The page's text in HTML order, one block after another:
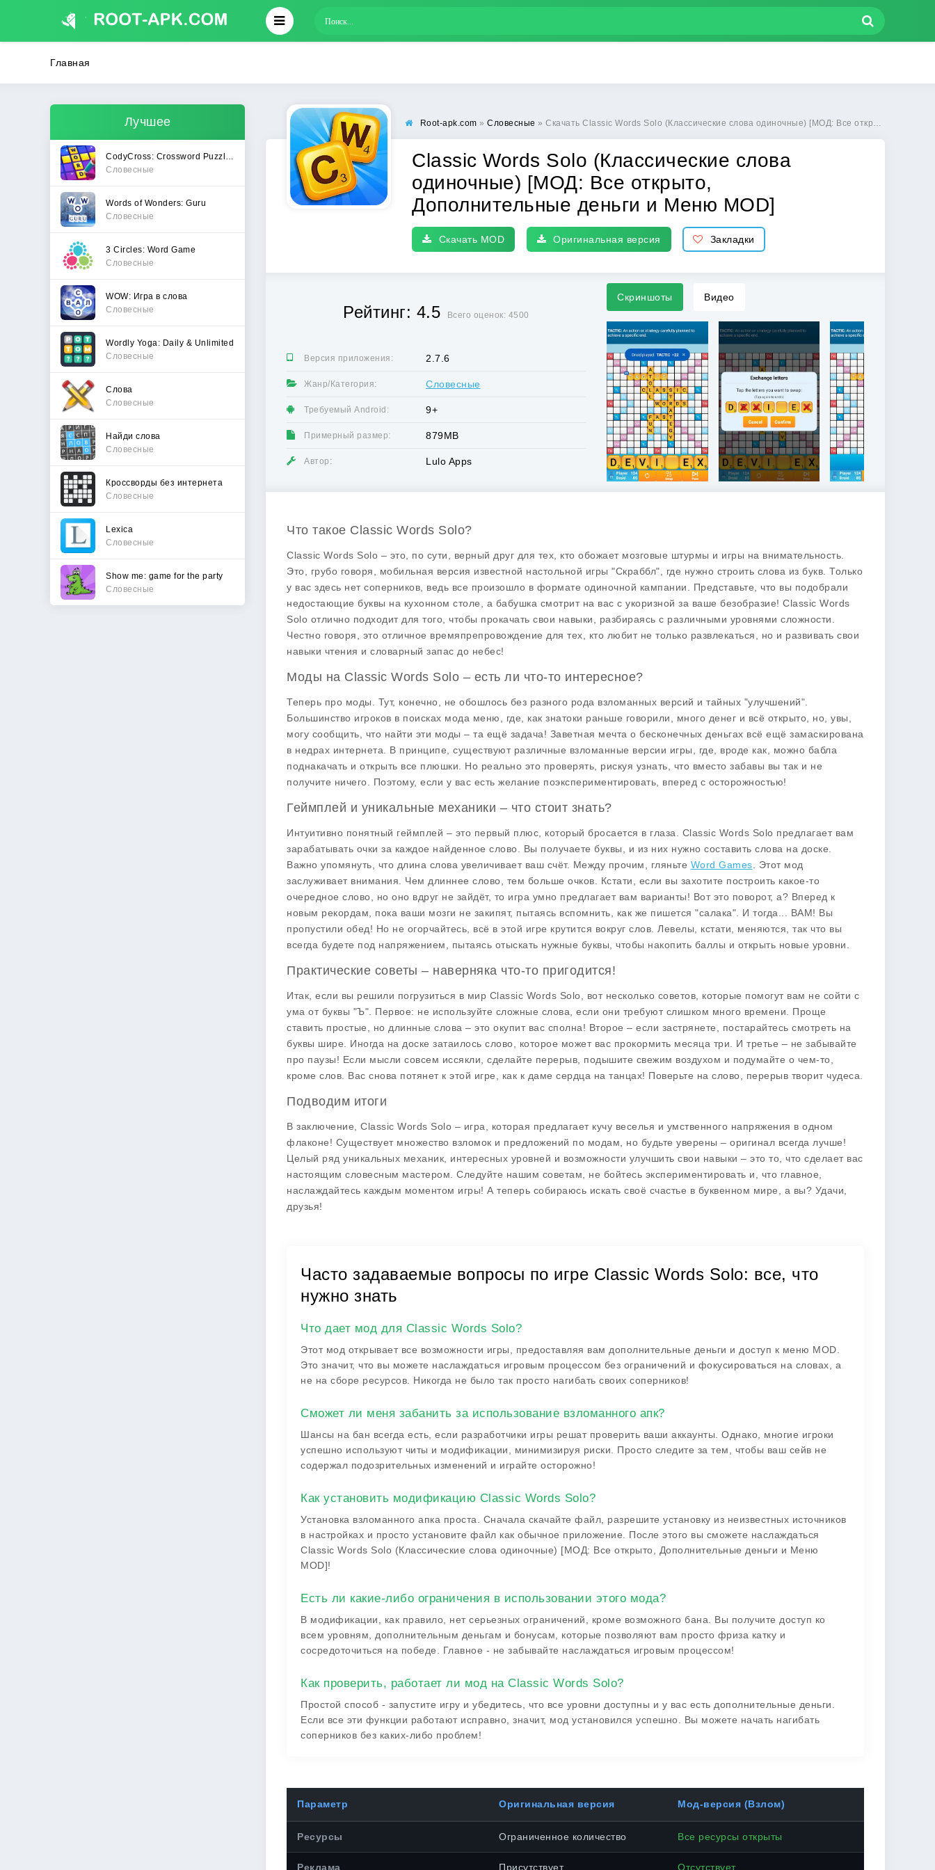
Главная
Лучшее
Словесные
Words of Wonders: Guru
Словесные
3 Circles: Word Game
Словесные
WOW: Игра в слова
Словесные
Wordly Yoga: Daily & Unlimited
Словесные
Слова
Словесные
Найди слова
Словесные
Кроссворды без интернета
Словесные
Lexica
Словесные
Show me: game for the party
Словесные
Root-apk.com » Словесные » Скачать Classic Words Solo (Классические слова одиночные) [МОД: Все открыто, Дополнительные деньги и Меню MOD] | Взлом Classic Words Solo на Андроид
Classic Words Solo (Классические слова
одиночные) [МОД: Все открыто,
Дополнительные деньги и Меню MOD]
Скачать MOD Оригинальная версия Закладки
Рейтинг: 4.5 Всего оценок: 4500
Версия приложения: 2.7.6
Жанр/Категория: Словесные
Требуемый Android: 9+
Примерный размер: 879MB
Автор: Lulo Apps
Скриншоты Видео
Что такое Classic Words Solo?
Classic Words Solo – это, по сути, верный друг для тех, кто обожает мозговые штурмы и игры на внимательность.
Это, грубо говоря, мобильная версия известной настольной игры "Скраббл", где нужно строить слова из букв. Только
у вас здесь нет соперников, ведь все произошло в формате одиночной кампании. Представьте, что вы подобрали
недостающие буквы на кухонном столе, а бабушка смотрит на вас с укоризной за ваше безобразие! Classic Words
Solo отлично подходит для того, чтобы прокачать свои навыки, разбираясь с различными уровнями сложности.
Честно говоря, это отличное времяпрепровождение для тех, кто любит не только развлекаться, но и развивать свои
навыки чтения и словарный запас до небес!
Моды на Classic Words Solo – есть ли что-то интересное?
Теперь про моды. Тут, конечно, не обошлось без разного рода взломанных версий и тайных "улучшений".
Большинство игроков в поисках мода меню , где, как знатоки раньше говорили, много денег и всё открыто, но, увы,
могу сообщить, что найти эти моды – та ещё задача! Заветная мечта о бесконечных деньгах всё ещё замаскирована
в недрах интернета. В принципе, существуют различные взломанные версии игры, где, вроде как, можно бабла
поднакачать и открыть все плюшки. Но реально это проверять, рискуя узнать, что вместо забавы вы так и не
получите ничего. Поэтому, если у вас есть желание поэкспериментировать, вперед с осторожностью!
Геймплей и уникальные механики – что стоит знать?
Интуитивно понятный геймплей – это первый плюс, который бросается в глаза. Classic Words Solo предлагает вам
зарабатывать очки за каждое найденное слово. Вы получаете буквы, и из них нужно составить слова на доске.
Важно упомянуть, что длина слова увеличивает ваш счёт. Между прочим, гляньте Word Games . Этот мод
заслуживает внимания. Чем длиннее слово, тем больше очков. Кстати, если вы захотите построить какое-то
очередное слово, но оно вдруг не зайдёт, то игра умно предлагает вам варианты! Вот это поворот, а? Вперед к
новым рекордам, пока ваши мозги не закипят, пытаясь вспомнить, как же пишется "салака". И тогда... BAM! Вы
пропустили обед! Но не огорчайтесь, всё в этой игре крутится вокруг слов. Левелы, кстати, меняются, так что вы
всегда будете под напряжением, пытаясь отыскать нужные буквы, чтобы накопить баллы и открыть новые уровни.
Практические советы – наверняка что-то пригодится!
Итак, если вы решили погрузиться в мир Classic Words Solo, вот несколько советов, которые помогут вам не сойти с
ума от буквы "Ъ". Первое: не используйте сложные слова, если они требуют слишком много времени. Проще
ставить простые, но длинные слова – это окупит вас сполна! Второе – если застрянете, постарайтесь смотреть на
буквы шире. Иногда на доске затаилось слово, которое может вас прокормить месяца три. И третье – не забывайте
про паузы! Если мысли совсем иссякли, сделайте перерыв, подышите свежим воздухом и подумайте о чем-то,
кроме слов. Вас снова потянет к этой игре, как к даме сердца на танцах! Поверьте на слово, перерыв творит чудеса.
Подводим итоги
В заключение, Classic Words Solo – игра, которая предлагает кучу веселья и умственного напряжения в одном
флаконе! Существует множество взломок и предложений по модам, но будьте уверены – оригинал всегда лучше!
Целый ряд уникальных механик, интересных уровней и возможности улучшить свои навыки – это то, что сделает вас
настоящим словесным мастером. Следуйте нашим советам, не бойтесь экспериментировать и, что главное,
наслаждайтесь каждым моментом игры! А теперь собираюсь искать своё счастье в буквенном мире, а вы? Удачи,
друзья!
Часто задаваемые вопросы по игре Classic Words Solo: все, что
нужно знать
Что дает мод для Classic Words Solo?
Этот мод открывает все возможности игры, предоставляя вам дополнительные деньги и доступ к меню MOD.
Это значит, что вы можете наслаждаться игровым процессом без ограничений и фокусироваться на словах, а
не на сборе ресурсов. Никогда не было так просто нагибать своих соперников!
Сможет ли меня забанить за использование взломанного апк?
Шансы на бан всегда есть, если разработчики игры решат проверить ваши аккаунты. Однако, многие игроки
успешно используют читы и модификации, минимизируя риски. Просто следите за тем, чтобы ваш сейв не
содержал подозрительных изменений и играйте осторожно!
Как установить модификацию Classic Words Solo?
Установка взломанного апка проста. Сначала скачайте файл, разрешите установку из неизвестных источников
в настройках и просто установите файл как обычное приложение. После этого вы сможете наслаждаться
Classic Words Solo (Классические слова одиночные) [МОД: Все открыто, Дополнительные деньги и Меню
MOD]!
Есть ли какие-либо ограничения в использовании этого мода?
В модификации, как правило, нет серьезных ограничений, кроме возможного бана. Вы получите доступ ко
всем уровням, дополнительным деньгам и бонусам, которые позволяют вам просто фриза катку и
сосредоточиться на победе. Главное - не забывайте наслаждаться игровым процессом!
Как проверить, работает ли мод на Classic Words Solo?
Простой способ - запустите игру и убедитесь, что все уровни доступны и у вас есть дополнительные деньги.
Если все эти функции работают исправно, значит, мод установился успешно. Вы можете начать нагибать
соперников без каких-либо проблем!
Параметр Оригинальная версия Мод-версия (Взлом)
Ресурсы Ограниченное количество Все ресурсы открыты
Реклама Присутствует Отсутствует